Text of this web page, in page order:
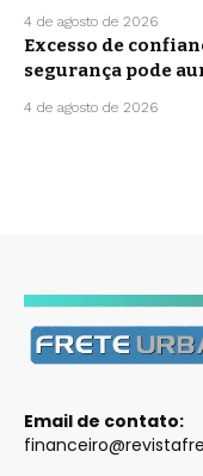
4 de agosto de 2026
Excesso de
segurança pode
4 de agosto de 2026
Email de contato: